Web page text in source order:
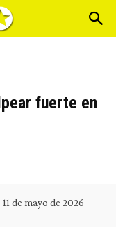
fuerte en
11 de mayo de 2026